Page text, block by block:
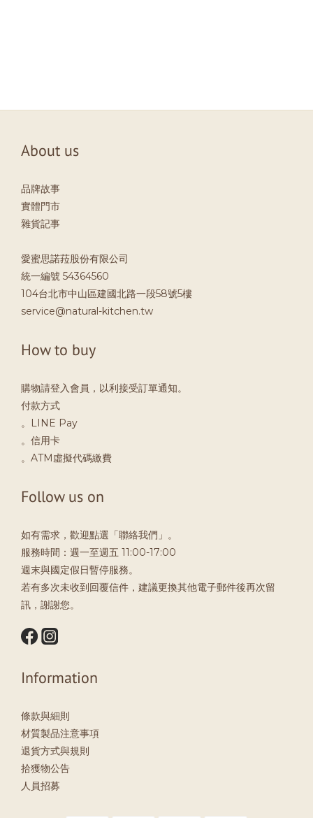
About us
品牌故事
實體門市
雜貨記事
愛蜜思諾菈股份有限公司
統一編號 54364560
104台北市中山區建國北路一段58號5樓
service@natural-kitchen.tw
How to buy
購物請登入會員，以利接受訂單通知。
付款方式
。LINE Pay
。信用卡
。ATM虛擬代碼繳費
Follow us on
如有需求，歡迎點選「聯絡我們」。
服務時間：週一至週五 11:00-17:00
週末與國定假日暫停服務。
若有多次未收到回覆信件，建議更換其他電子郵件後再次留
訊，謝謝您。
Information
條款與細則
材質製品注意事項
退貨方式與規則
拾獲物公告
人員招募